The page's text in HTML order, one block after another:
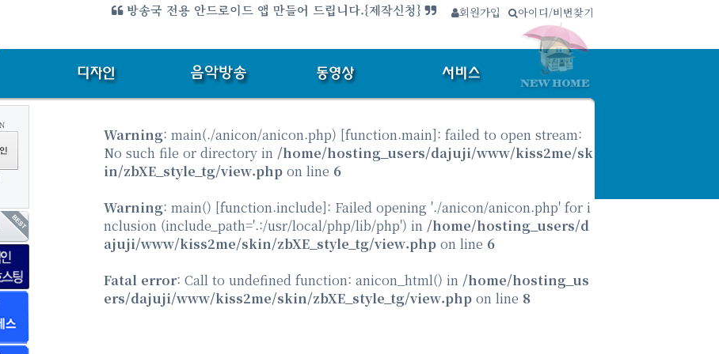
회원가입 아이디/비번찾기
방송국 전용 안드로이드 앱 만들어 드립니다.{제작신청}
Warning: main(./anicon/anicon.php) [function.main]: failed to open stream:
No such file or directory in /home/hosting_users/dajuji/www/kiss2me/sk
in/zbXE_style_tg/view.php on line 6
Warning: main() [function.include]: Failed opening './anicon/anicon.php' for i
nclusion (include_path='.:/usr/local/php/lib/php') in /home/hosting_users/d
ajuji/www/kiss2me/skin/zbXE_style_tg/view.php on line 6
Fatal error: Call to undefined function: anicon_html() in /home/hosting_us
ers/dajuji/www/kiss2me/skin/zbXE_style_tg/view.php on line 8